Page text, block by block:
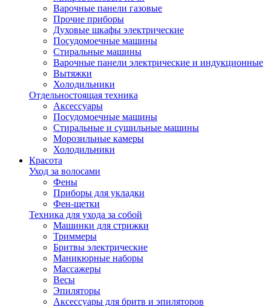
Варочные панели газовые
Прочие приборы
Духовые шкафы электрические
Посудомоечные машины
Стиральные машины
Варочные панели электрические и индукционные
Вытяжки
Холодильники
Отдельностоящая техника
Аксессуары
Посудомоечные машины
Стиральные и сушильные машины
Морозильные камеры
Холодильники
Красота
Уход за волосами
Фены
Приборы для укладки
Фен-щетки
Техника для ухода за собой
Машинки для стрижки
Триммеры
Бритвы электрические
Маникюрные наборы
Массажеры
Весы
Эпиляторы
Аксессуары для бритв и эпиляторов